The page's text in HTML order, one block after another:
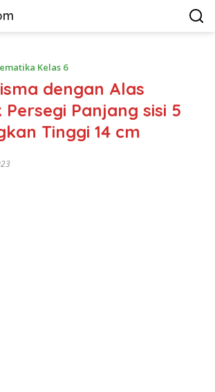
Kelas 6
dengan Alas
Panjang sisi 5
Tinggi 14 cm